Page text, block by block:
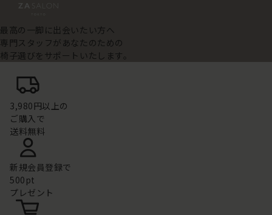
最高の一脚に出会いたい方へ
専門スタッフがあなたのための
椅子選びをサポートいたします。
3,980円以上の
ご購入で
送料無料
新規会員登録で
500pt
プレゼント